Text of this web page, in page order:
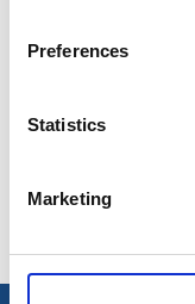
Preferences
Statistics
Marketing
och får upp en